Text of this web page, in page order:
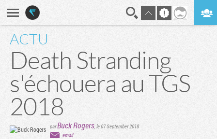
ACTU
Death Stranding
s'échouera au TGS
2018
parBuck Rogers,le 07 September 2018
email